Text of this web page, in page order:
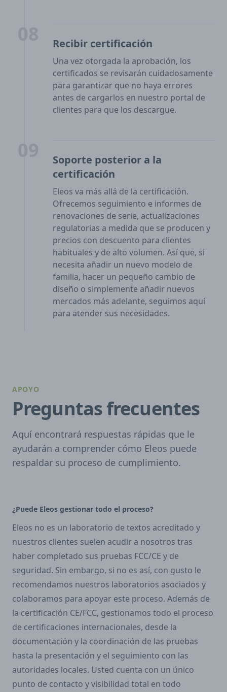
Recibir certificación
Una vez otorgada la aprobación, los
certificados se revisarán cuidadosamente
para garantizar que no haya errores
antes de cargarlos en nuestro portal de
clientes para que los descargue.
Soporte posterior a la
certificación
Eleos va más allá de la certificación.
Ofrecemos seguimiento e informes de
renovaciones de serie, actualizaciones
regulatorias a medida que se producen y
precios con descuento para clientes
habituales y de alto volumen. Así que, si
necesita añadir un nuevo modelo de
familia, hacer un pequeño cambio de
diseño o simplemente añadir nuevos
mercados más adelante, seguimos aquí
para atender sus necesidades.
APOYO
Preguntas frecuentes
Aquí encontrará respuestas rápidas que le
ayudarán a comprender cómo Eleos puede
respaldar su proceso de cumplimiento.
¿Puede Eleos gestionar todo el proceso?
Eleos no es un laboratorio de textos acreditado y
nuestros clientes suelen acudir a nosotros tras
haber completado sus pruebas FCC/CE y de
seguridad. Sin embargo, si no es así, con gusto le
recomendamos nuestros laboratorios asociados y
colaboramos para apoyar este proceso. Además de
la certificación CE/FCC, gestionamos todo el proceso
de certificaciones internacionales, desde la
documentación y la coordinación de las pruebas
hasta la presentación y el seguimiento con las
autoridades locales. Usted cuenta con un único
punto de contacto y visibilidad total en todo